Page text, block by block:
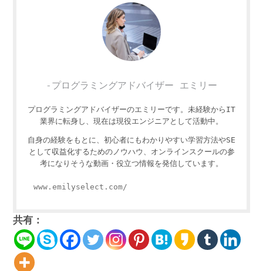
-プログラミングアドバイザー エミリー
プログラミングアドバイザーのエミリーです。未経験からIT
業界に転身し、現在は現役エンジニアとして活動中。
自身の経験をもとに、初心者にもわかりやすい学習方法やSE
として収益化するためのノウハウ、オンラインスクールの参
考になりそうな動画・役立つ情報を発信しています。
www.emilyselect.com/
共有：